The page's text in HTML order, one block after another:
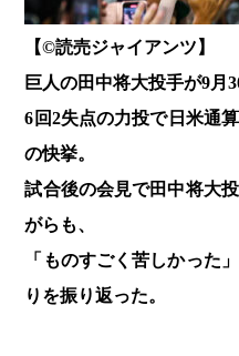
【©️読売ジャイアンツ】
巨人の田中将大投手が9月
6回2失点の力投で日米通算
の快挙。
試合後の会見で田中将大
がらも、
「ものすごく苦しかった
りを振り返った。